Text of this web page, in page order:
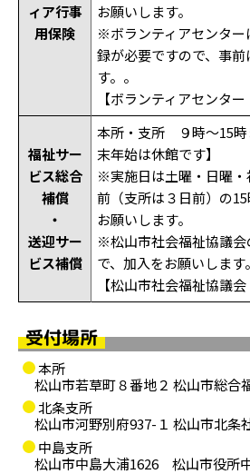
ィア行事
用保険
お願いします。
※ボランティアセンタ
録が必要ですので、事
す。。
【ボランティアセンタ
福祉サー
ビス総合
補償
・
送迎サー
ビス補償
本所・支所 ９時～15時
末年始は休館です】
※実施日は土曜・日曜・
前（支所は３日前）の
お願いします。
※松山市社会福祉協議会
で、加入をお願いします。
【松山市社会福祉協議
受付場所
本所
松山市若草町８番地２ 松山市総合
北条支所
松山市河野別府937-１ 松山市北条
中島支所
松山市中島大浦1626 松山市役所